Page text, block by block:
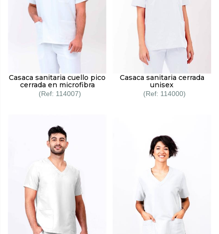
Casaca sanitaria cuello pico
cerrada en microfibra
114007
Casaca sanitaria cerrada
unisex
114000